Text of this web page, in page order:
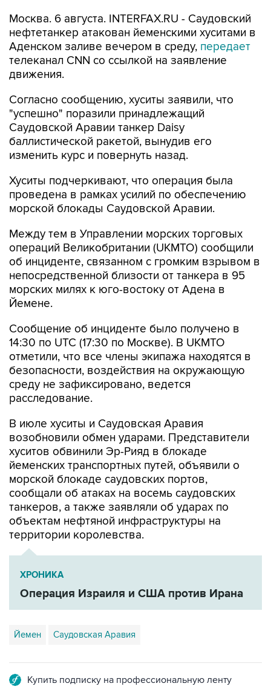
Москва. 6 августа. INTERFAX.RU - Саудовский
нефтетанкер атакован йеменскими хуситами в
Аденском заливе вечером в среду, передает
телеканал CNN со ссылкой на заявление
движения.
Согласно сообщению, хуситы заявили, что
"успешно" поразили принадлежащий
Саудовской Аравии танкер Daisy
баллистической ракетой, вынудив его
изменить курс и повернуть назад.
Хуситы подчеркивают, что операция была
проведена в рамках усилий по обеспечению
морской блокады Саудовской Аравии.
Между тем в Управлении морских торговых
операций Великобритании (UKMTO) сообщили
об инциденте, связанном с громким взрывом в
непосредственной близости от танкера в 95
морских милях к юго-востоку от Адена в
Йемене.
Сообщение об инциденте было получено в
14:30 по UTC (17:30 по Москве). В UKMTO
отметили, что все члены экипажа находятся в
безопасности, воздействия на окружающую
среду не зафиксировано, ведется
расследование.
В июле хуситы и Саудовская Аравия
возобновили обмен ударами. Представители
хуситов обвинили Эр-Рияд в блокаде
йеменских транспортных путей, объявили о
морской блокаде саудовских портов,
сообщали об атаках на восемь саудовских
танкеров, а также заявляли об ударах по
объектам нефтяной инфраструктуры на
территории королевства.
ХРОНИКА
Операция Израиля и США против Ирана
Йемен Саудовская Аравия
Купить подписку на профессиональную ленту